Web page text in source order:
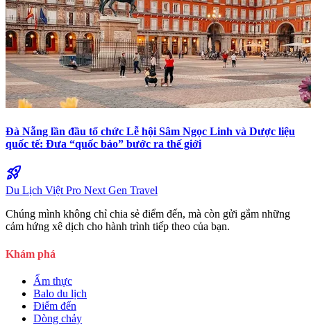
Đà Nẵng lần đầu tổ chức Lễ hội Sâm Ngọc Linh và Dược liệu
quốc tế: Đưa “quốc bảo” bước ra thế giới
rocket_launch
Du Lịch Việt Pro Next Gen Travel
Chúng mình không chỉ chia sẻ điểm đến, mà còn gửi gắm những
cảm hứng xê dịch cho hành trình tiếp theo của bạn.
Khám phá
Ẩm thực
Balo du lịch
Điểm đến
Dòng chảy